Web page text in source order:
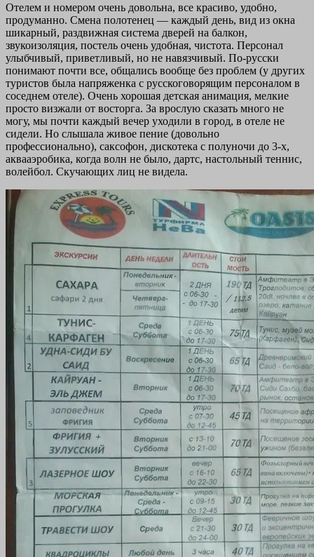
Отелем и номером очень довольна, все красиво, удобно,
продуманно. Смена полотенец — каждый день, вид из окна
шикарный, раздвижная система дверей на балкон,
звукоизоляция, постель очень удобная, чистота. Персонал
улыбчивый, приветливый, но не навязчивый. По-русски
понимают почти все, общались вообще без проблем (у других
туристов была напряженка с русскоговорящим персоналом в
соседнем отеле). Очень хорошая детская анимация, мелкие
просто визжали от восторга. За врослую сказать много не
могу, мы почти каждый вечер уходили в город, в отеле не
сидели. Но слышала живое пение (довольно
профессионально), саксофон, дискотека с полуночи до 3-х,
аквааэробика, когда волн не было, дартс, настольный теннис,
волейбол. Скучающих лиц не видела.